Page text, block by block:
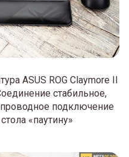
ASUS ROG Claymore II
стабильное,
подключение
«паутину»